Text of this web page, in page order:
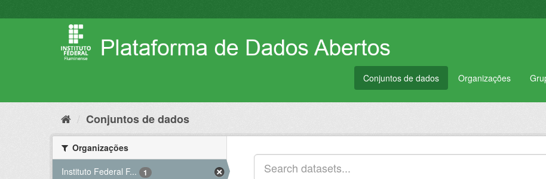
para
Conjuntos de dados Organizações
Conjuntos de dados
Organizações
Instituto Federal F...
1